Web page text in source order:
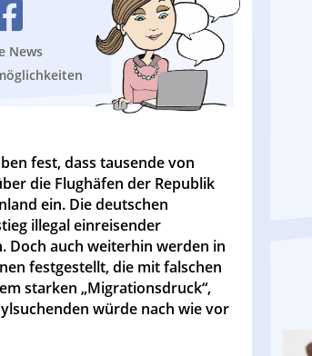
News
fest, dass tausende von
die Flughäfen der Republik
ein. Die deutschen
illegal einreisender
Doch auch weiterhin werden in
festgestellt, die mit falschen
starken „Migrationsdruck“,
würde nach wie vor